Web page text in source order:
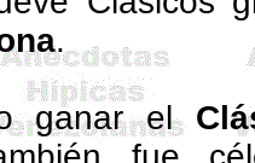
.
ganar el